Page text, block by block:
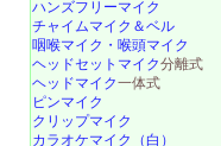
ハンズフリーマイク
チャイムマイク＆ベル
咽喉マイク・喉頭マイク
ヘッドセットマイク分離式
ヘッドマイク一体式
ピンマイク
クリップマイク
カラオケマイク（白）